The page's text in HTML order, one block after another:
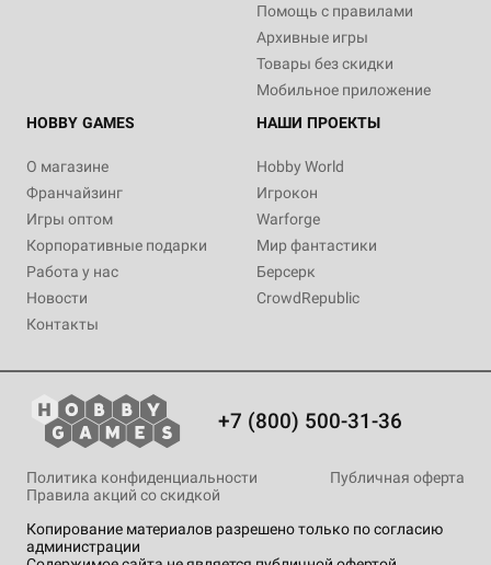
Помощь с правилами
Архивные игры
Товары без скидки
Мобильное приложение
HOBBY GAMES
О магазине
Франчайзинг
Игры оптом
Корпоративные подарки
Работа у нас
Новости
Контакты
НАШИ ПРОЕКТЫ
Hobby World
Игрокон
Warforge
Мир фантастики
Берсерк
CrowdRepublic
+7 (800) 500-31-36
Копирование материалов разрешено только по согласию
администрации
Политика конфиденциальности
Публичная оферта
Правила акций со скидкой